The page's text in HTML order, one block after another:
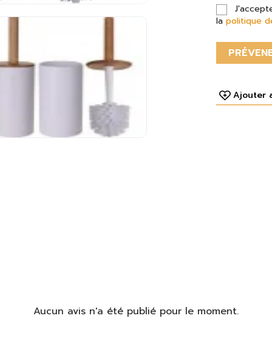
lapolitique
Ajouter
Aucun avis n'a été publié pour le moment.